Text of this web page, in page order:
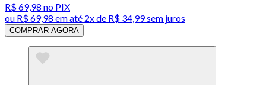
R$ 69,98 no PIX
ou R$ 69,98 em até 2x de R$ 34,99 sem juros
COMPRAR AGORA